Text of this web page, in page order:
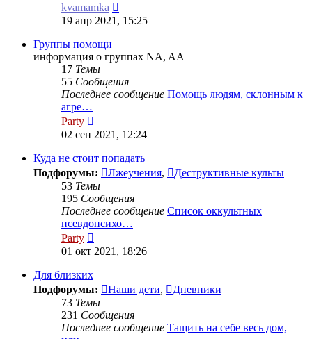
kvamamka
к
19 апр 2021, 15:25
Группы помощи
информация о группах NA, AA
17 Темы
55 Сообщения
Последнее сообщение Помощь людям, склонным к
агре…
Party
к
последнему
сообщению
02 сен 2021, 12:24
Куда не стоит попадать
Подфорумы:
Лжеучения,
Деструктивные культы
53 Темы
195 Сообщения
Последнее сообщение Список оккультных
псевдопсихо…
Party
к
последнему
01 окт 2021, 18:26
Для близких
Подфорумы:
Наши дети,
Дневники
73 Темы
231 Сообщения
Последнее сообщение Тащить на себе весь дом,